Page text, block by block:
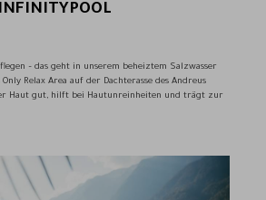
– das geht in unserem beheiztem Salzwasser
Relax Area auf der Dachterasse des Andreus
Haut gut, hilft bei Hautunreinheiten und trägt zur